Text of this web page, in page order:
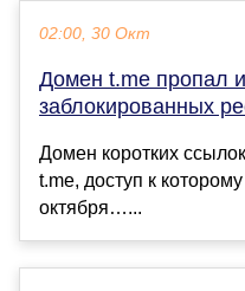
02:00, 30 Окт
Домен t.me пропал
заблокированных
Домен коротких
t.me, доступ к
октября…...